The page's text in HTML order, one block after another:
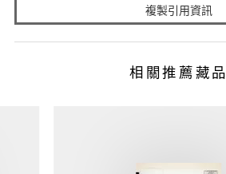
複製引用資訊
相關推薦藏品